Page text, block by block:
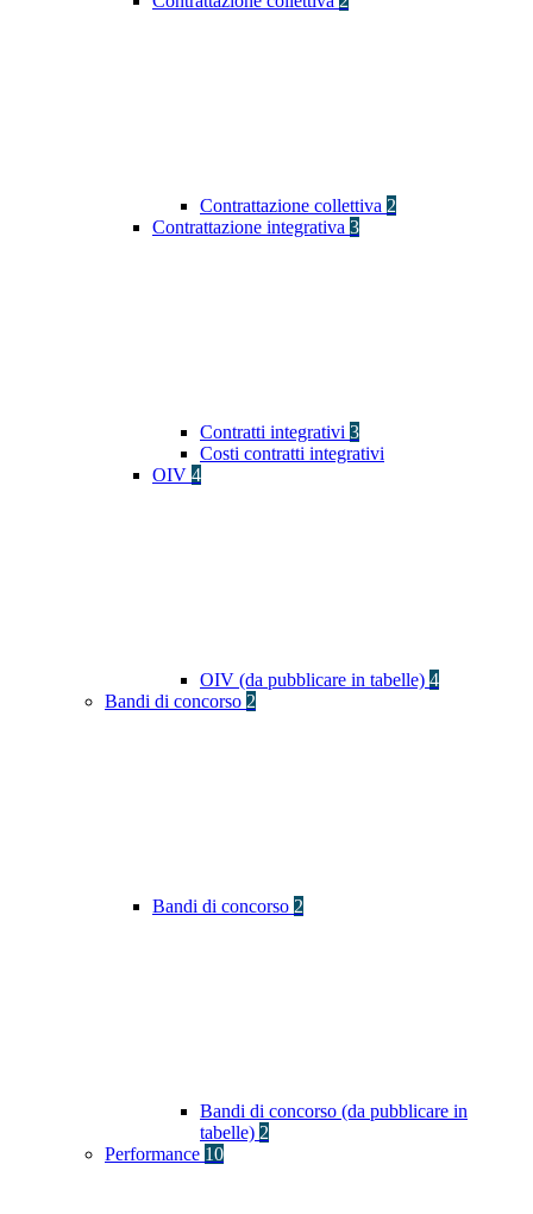
Contrattazione collettiva 2
Contrattazione integrativa 3
Contratti integrativi 3
Costi contratti integrativi
OIV 4
OIV (da pubblicare in tabelle) 4
Bandi di concorso 2
Bandi di concorso 2
Bandi di concorso (da pubblicare in
tabelle) 2
Performance 10